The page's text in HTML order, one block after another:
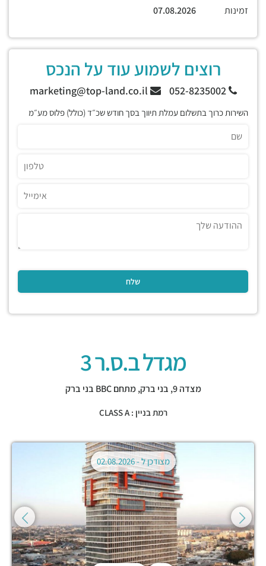
זמינות
רוצים לשמוע עוד על הנכס
052-8235002
השירות כרוך בתשלום עמלת תיווך בסך חודש שכ״ד (כולל) פלוס מע״מ
מגדל ב.ס.ר 3
מצדה 9, בני ברק,מתחם BBC בני ברק
רמת בניין : CLASS A
מצודכן ל -02.08.2026